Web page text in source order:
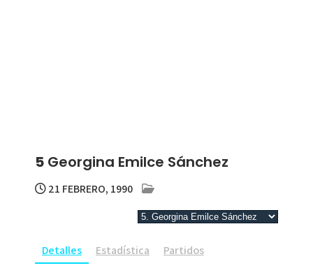
5 Georgina Emilce Sánchez
21 FEBRERO, 1990
Detalles Estadística Partidos